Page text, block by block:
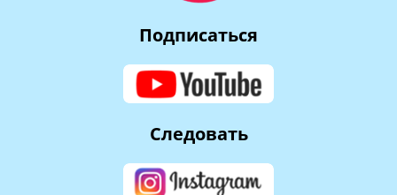
Подписаться
Следовать